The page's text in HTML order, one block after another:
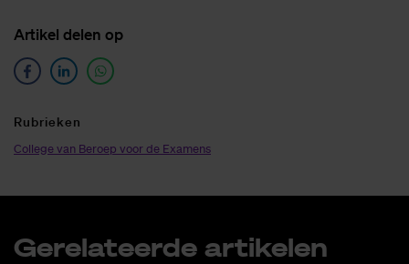
Ar­ti­kel de­len op
Ru­brie­ken
College van Beroep voor de Examens
Ge­re­la­teer­de ar­ti­ke­len